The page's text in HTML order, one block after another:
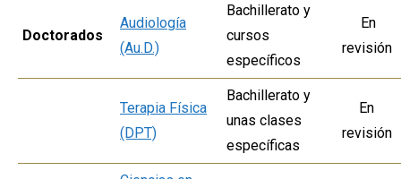
Doctorados
Audiología
(Au.D.)
Bachillerato y
cursos
específicos
En
revisión
Terapia Física
(DPT)
Bachillerato y
unas clases
específicas
En
revisión